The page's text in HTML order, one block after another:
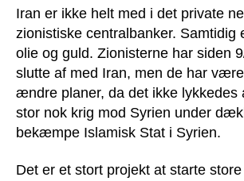
Iran er ikke helt med i det private
zionistiske centralbanker. Samtidig
olie og guld. Zionisterne har siden
slutte af med Iran, men de har
ændre planer, da det ikke lykkedes
stor nok krig mod Syrien under
bekæmpe Islamisk Stat i Syrien.
Det er et stort projekt at starte